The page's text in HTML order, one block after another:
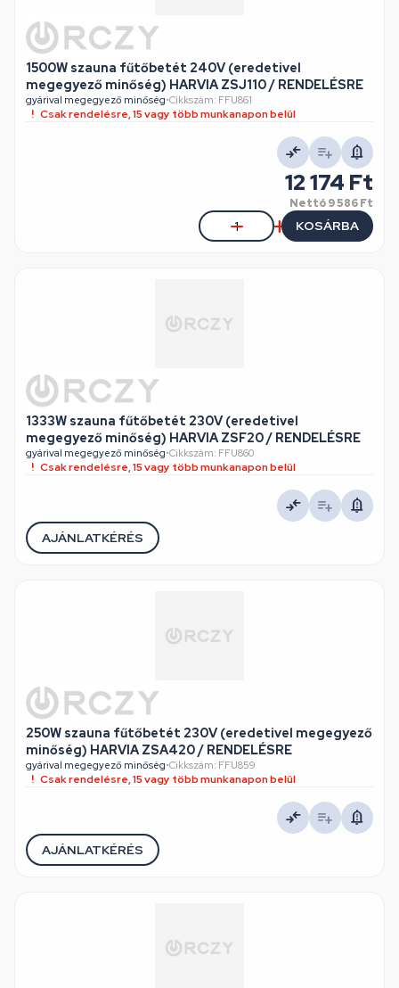
1500W szauna fűtőbetét 240V (eredetivel
megegyező minőség) HARVIA ZSJ110 / RENDELÉSRE
gyárival megegyező minőség•Cikkszám: FFU861
Csak rendelésre, 15 vagy több munkanapon belül
12 174 Ft
Nettó9 586 Ft
KOSÁRBA
1333W szauna fűtőbetét 230V (eredetivel
megegyező minőség) HARVIA ZSF20 / RENDELÉSRE
gyárival megegyező minőség•Cikkszám: FFU860
Csak rendelésre, 15 vagy több munkanapon belül
AJÁNLATKÉRÉS
250W szauna fűtőbetét 230V (eredetivel megegyező
minőség) HARVIA ZSA420 / RENDELÉSRE
gyárival megegyező minőség•Cikkszám: FFU859
Csak rendelésre, 15 vagy több munkanapon belül
AJÁNLATKÉRÉS